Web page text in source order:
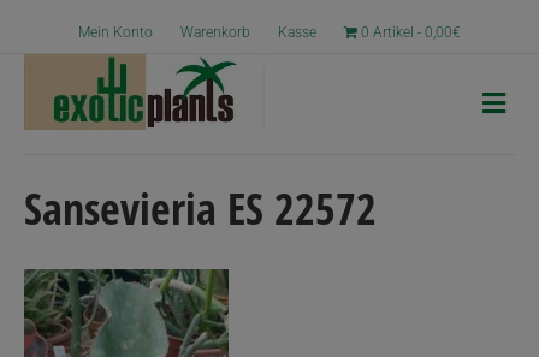
Mein Konto Warenkorb Kasse 0 Artikel 0,00€
N
a
Sansevieria ES 22572